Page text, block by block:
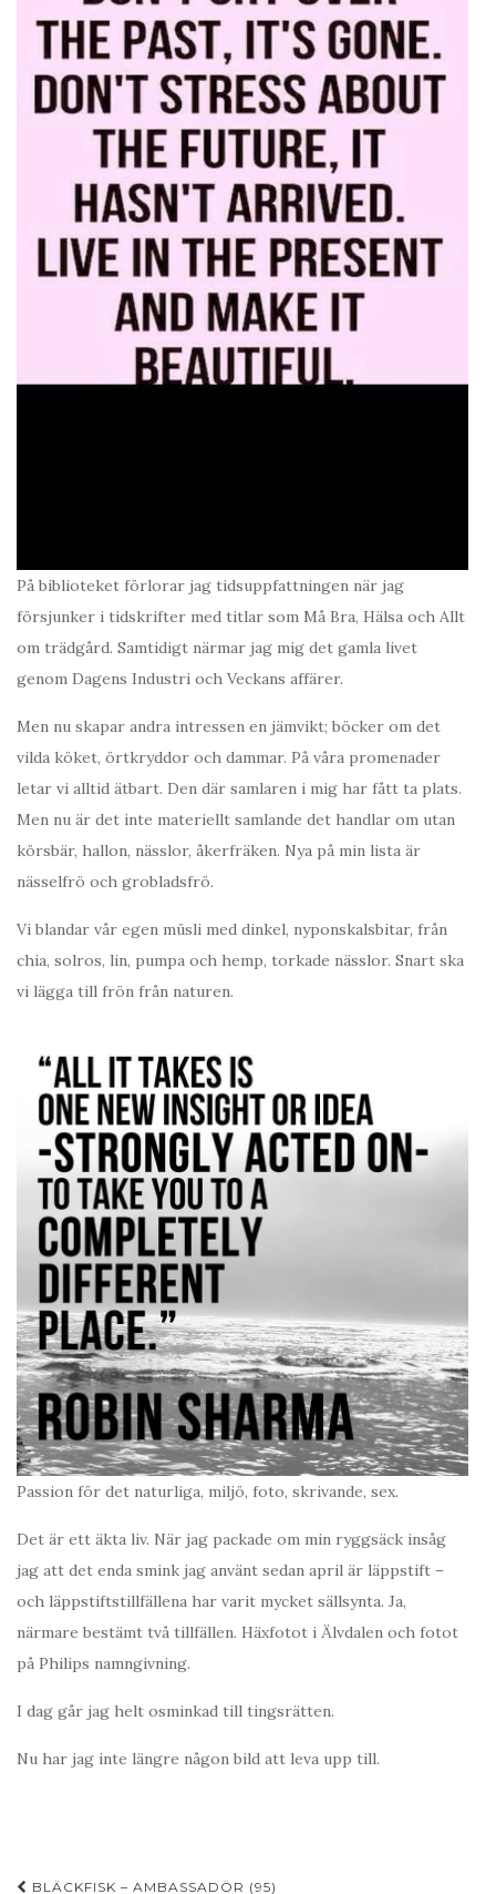
På biblioteket förlorar jag tidsuppfattningen när jag
försjunker i tidskrifter med titlar som Må Bra, Hälsa och Allt
om trädgård. Samtidigt närmar jag mig det gamla livet
genom Dagens Industri och Veckans affärer.
Men nu skapar andra intressen en jämvikt; böcker om det
vilda köket, örtkryddor och dammar. På våra promenader
letar vi alltid ätbart. Den där samlaren i mig har fått ta plats.
Men nu är det inte materiellt samlande det handlar om utan
körsbär, hallon, nässlor, åkerfräken. Nya på min lista är
nässelfrö och grobladsfrö.
Vi blandar vår egen müsli med dinkel, nyponskalsbitar, från
chia, solros, lin, pumpa och hemp, torkade nässlor. Snart ska
vi lägga till frön från naturen.
Passion för det naturliga, miljö, foto, skrivande, sex.
Det är ett äkta liv. När jag packade om min ryggsäck insåg
jag att det enda smink jag använt sedan april är läppstift –
och läppstiftstillfällena har varit mycket sällsynta. Ja,
närmare bestämt två tillfällen. Häxfotot i Älvdalen och fotot
på Philips namngivning.
I dag går jag helt osminkad till tingsrätten.
Nu har jag inte längre någon bild att leva upp till.
BLÄCKFISK – AMBASSADÖR (95)